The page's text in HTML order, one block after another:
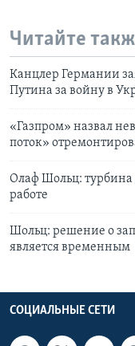
Читайте
Канцлер Германии
Путина за войну в
«Газпром» назвал
поток»
Олаф Шольц: турбина
работе
Шольц: решение о
является временным
СОЦИАЛЬНЫЕ СЕТИ